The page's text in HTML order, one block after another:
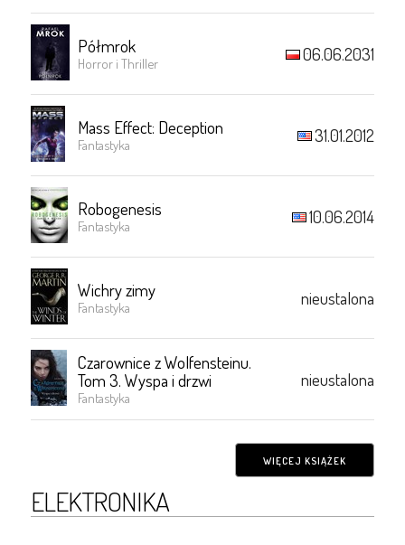
Półmrok
Horror i Thriller 06.06.2031
Mass Effect: Deception
Fantastyka 31.01.2012
Robogenesis
Fantastyka 10.06.2014
Wichry zimy
Fantastyka nieustalona
Czarownice z Wolfensteinu.
Tom 3. Wyspa i drzwi
Fantastyka
nieustalona
WIĘCEJ KSIĄŻEK
ELEKTRONIKA